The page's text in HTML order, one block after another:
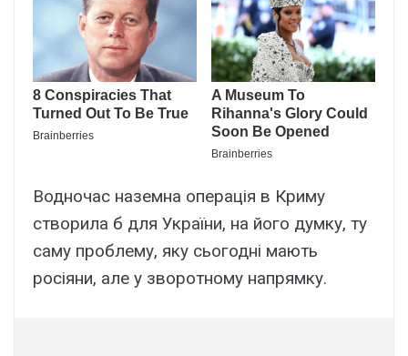
Водночас наземна операція в Криму
створила б для України, на його думку, ту
саму проблему, яку сьогодні мають
росіяни, але у зворотному напрямку.